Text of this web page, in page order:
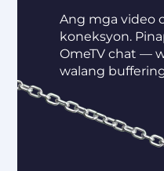
Ang mga video
koneksyon.
OmeTV chat —
walang